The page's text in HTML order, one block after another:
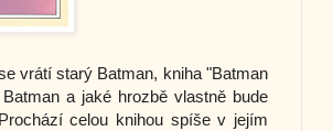
vrátí starý Batman, kniha "Batman
a jaké hrozbě vlastně bude
celou knihou spíše v jejím